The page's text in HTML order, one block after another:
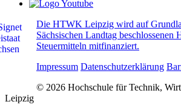
Die HTWK Leipzig wird auf
Sächsischen Landtag beschlossenen
Steuermitteln mitfinanziert.
Impressum Datenschutzerklärung
© 2026 Hochschule für Technik,
Leipzig